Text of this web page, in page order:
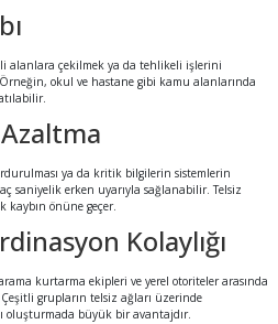
alanlara çekilmek ya da tehlikeli işlerini
okul ve hastane gibi kamu alanlarında
ya da kritik bilgilerin sistemlerin
saniyelik erken uyarıyla sağlanabilir. Telsiz
önüne geçer.
Kolaylığı
kurtarma ekipleri ve yerel otoriteler arasında
grupların telsiz ağları üzerinde
oluşturmada büyük bir avantajdır.